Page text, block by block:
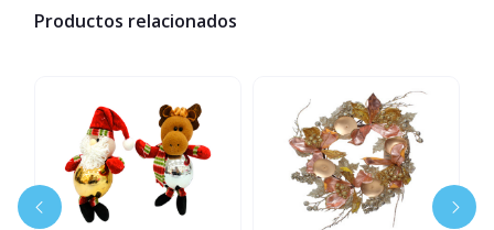
Productos relacionados